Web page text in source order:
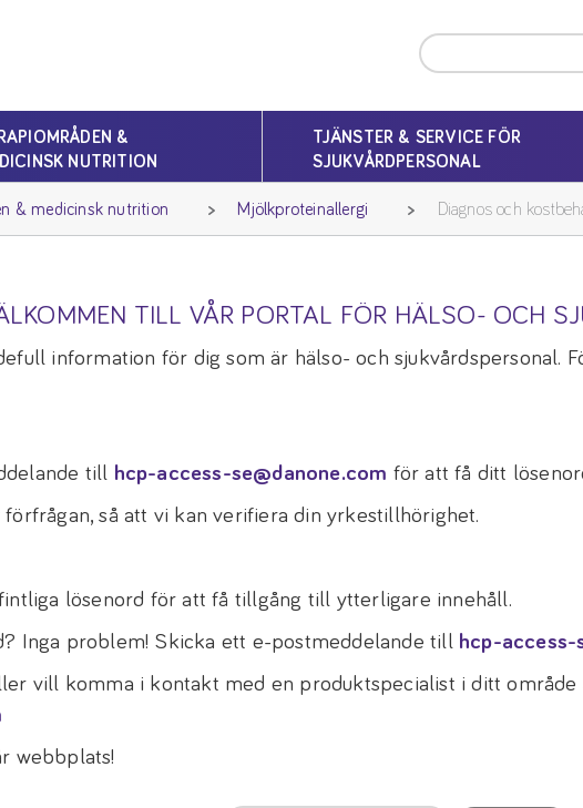
&
NUTRITION
TJÄNSTER & SERVICE FÖR
SJUKVÅRDPERSONAL
& medicinsk nutrition Mjölkproteinallergi Diagnos och
TILL VÅR PORTAL FÖR HÄLSO- OCH
information för dig som är hälso- och sjukvårdspersonal.
till hcp-access-se@danone.com för att få ditt
så att vi kan verifiera din yrkestillhörighet.
lösenord för att få tillgång till ytterligare innehåll.
Inga problem! Skicka ett e-postmeddelande till hcp-access-
vill komma i kontakt med en produktspecialist i ditt
webbplats!